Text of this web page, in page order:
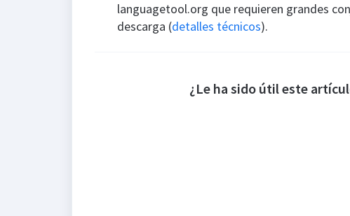
languagetool.org que requieren grandes
descarga (detalles técnicos).
¿Le ha sido útil este